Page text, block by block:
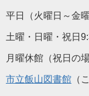
平日（火曜日～金
土曜・日曜・祝日
月曜休館（祝日の
市立飯山図書館 （